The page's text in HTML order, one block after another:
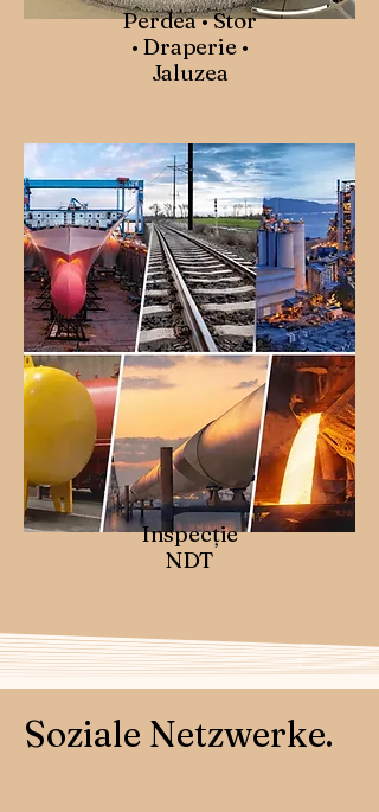
Perdea • Stor
• Draperie •
Jaluzea
Inspecție
NDT
Soziale Netzwerke.